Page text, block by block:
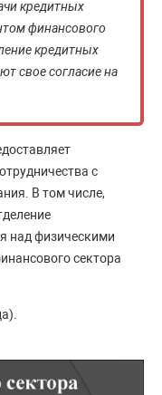
кредитных
финансового
кредитных
свое согласие на
с
В том числе,
над физическими
сектора